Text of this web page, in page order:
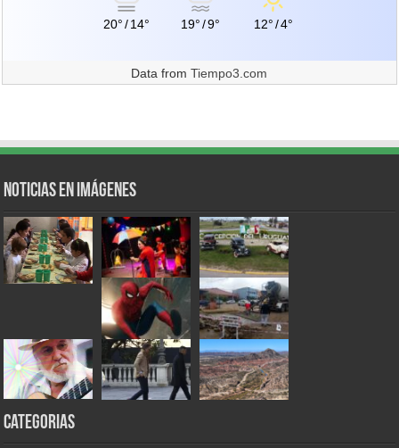
20°/14° 19°/9° 12°/4°
Data fromTiempo3.com
Noticias en Imágenes
Categorias